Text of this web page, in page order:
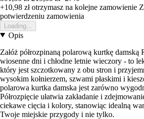
+10,98 złotrzymasz na kolejne zamowienie
potwierdzeniu zamowienia
Loading...
Opis
Załóż półrozpinaną polarową kurtkę
wiosenne dni i chłodne letnie wieczory - to
który jest szczotkowany z obu stron i
wysokim kołnierzem, szwami płaskimi i
polarowa kurtka damska jest zarówno
Półrozpięcie ułatwia zakładanie i
ciekawe cięcia i kolory, stanowiąc idealną
Twoje miejskie przygody i nie tylko.